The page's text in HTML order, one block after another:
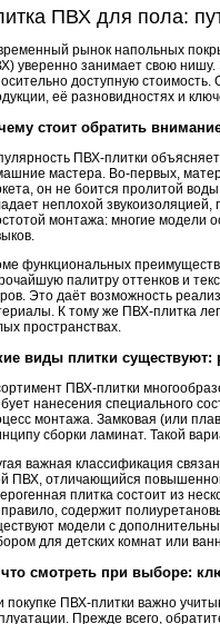
ПВХ для пола:
рынок напольных
уверенно занимает свою нишу.
доступную
её разновидностях и
стоит обратить
ПВХ-плитки
мастера. Во-первых,
он не боится пролитой
неплохой
монтажа: многие модели
функциональных
палитру оттенков и
Это даёт возможность
К тому же ПВХ-плитка
пространствах.
виды плитки
ПВХ-плитки
нанесения специального
монтажа. Замковая (или
сборки ламинат. Такой
важная классификация
ПВХ, отличающийся
плитка состоит из
правило, содержит
модели с
для детских комнат или
что смотреть при выборе:
покупке ПВХ-плитки важно
Прежде всего,